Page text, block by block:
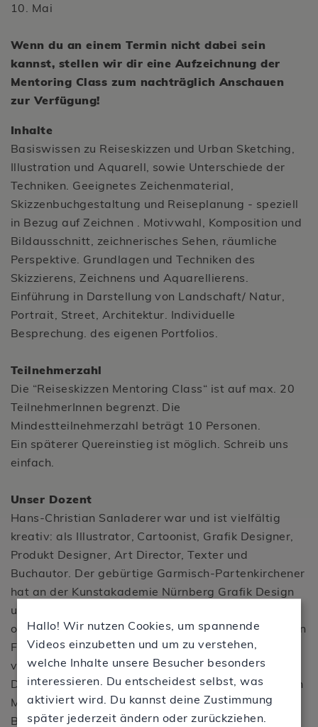
10. Mai
Wenn du an einem Termin nicht dabei sein
kannst, stellen wir dir eine Aufzeichnung der
Mentoring Class zum nachträglich Anschauen
zur Verfügung!
Inhalte
Basiswissen zu Reiseskizzen und Urban Sketching,
Illustration und Aquarell, sowie Unterschiede der
Techniken. Geeignetes Zeichenmaterial,
Skizzenbuchgestaltung und Reiseplanung - speziell
in Bezug auf Zeichnen . Motivwahl, Komposition und
Bildausschnitt, zeichnerisches Sehen, räumliche
Perspektive. Grundlagen und Techniken des
Skizzierens, Zeichnens und Aquarellierens.
Einführung in Darstellung von Landschaft/ Natur,
Portrait, Street, Architektur. Individuelle
Besprechung. des eigenen Portfolios.
Teilnehmerzahl
Die “Reiseskizzen Mentoring Class“ ist auf max. 20
TeilnehmerInnen begrenzt. Die
Mindestteilnehmerzahl beträgt 10 Personen.
Ein späterer Quereinstieg ist möglich. Schreib uns
einfach.
Unser Dozent
Hans-Christian Sanladerer war und ist vielfältig
kreativ: als Illustrator, Cartoonist, Grafik Designer,
Produkt Designer, Art Director, Texter und
Buchautor. Der gebürtige Garmisch-Partenkirchener
hat an der Kunstakademie Nürnberg Grafik Design
und in New York Illustration an der Parson´s School
of Art studiert. Seine Arbeiten wurden regelmäßig in
Fach- und Publikumsmagazinen veröffentlicht und
vielerorts ausgestellt. Heute gibt er als gefragter
Dozent sein Wissen in Seminaren, Workshops und in
Mal- und Zeichen-Reisen mit Leidenschaft und
Begeisterung für das Skizzieren weiter. Wohin seine
Hallo! Wir nutzen Cookies, um spannende
Videos einzubetten und um zu verstehen,
welche Inhalte unsere Besucher besonders
interessieren. Du entscheidest selbst, was
aktiviert wird. Du kannst deine Zustimmung
später jederzeit ändern oder zurückziehen.